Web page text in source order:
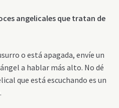
angelicales que tratan de
o está apagada, envíe un
a hablar más alto. No dé
que está escuchando es un